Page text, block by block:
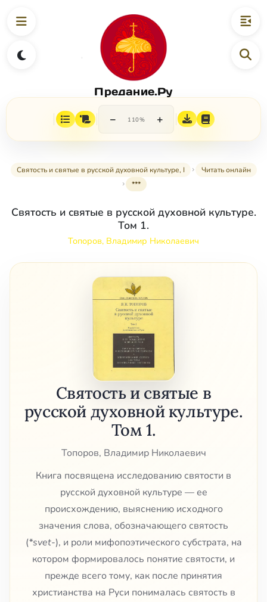
Предание.Ру
− 110% +
Святость и святые в русской духовной культуре, I
Читать онлайн
***
Святость и святые в русской духовной культуре.
Том 1.
Топоров, Владимир Николаевич
Святость и святые в
русской духовной культуре.
Том 1.
Топоров, Владимир Николаевич
Книга посвящена исследованию святости в
русской духовной культуре — ее
происхождению, выяснению исходного
значения слова, обозначающего святость
(*svet-), и роли мифопоэтического субстрата, на
котором формировалось понятие святости, и
прежде всего тому, как после принятия
христианства на Руси понималась святость в